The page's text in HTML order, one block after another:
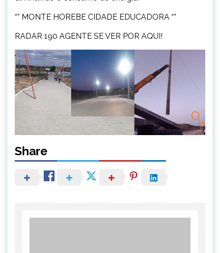
“” MONTE HOREBE CIDADE EDUCADORA “”
RADAR 190 AGENTE SE VER POR AQUI!
Share